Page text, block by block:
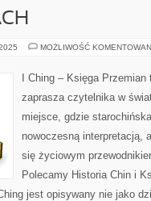
MOŻLIWOŚĆ
I Ching – Księga
zaprasza czytelnika w
miejsce, gdzie
nowoczesną interpretacją,
się życiowym
Polecamy Historia Chin i
jest opisywany nie jako